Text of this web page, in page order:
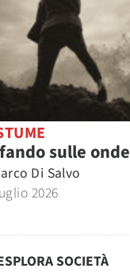
sulle onde
Di Salvo
2026
SOCIETÀ